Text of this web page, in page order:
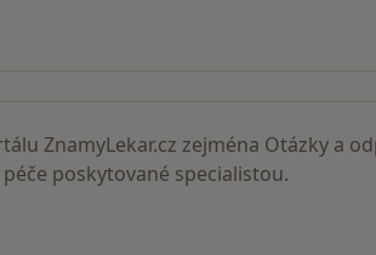
ZnamyLekar.cz zejména Otázky a
poskytované specialistou.